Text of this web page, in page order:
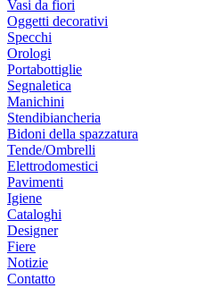
Vasi da fiori
Oggetti decorativi
Specchi
Orologi
Portabottiglie
Segnaletica
Manichini
Stendibiancheria
Bidoni della spazzatura
Tende/Ombrelli
Elettrodomestici
Pavimenti
Igiene
Cataloghi
Designer
Fiere
Notizie
Contatto